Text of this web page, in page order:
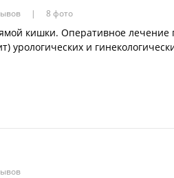
8 фото
кишки. Оперативное лечение
урологических и